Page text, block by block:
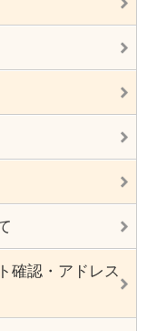
確認・アドレス